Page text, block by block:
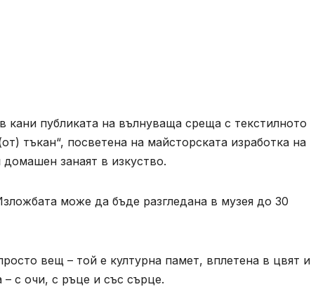
кани публиката на вълнуваща среща с текстилното
тъкан“, посветена на майсторската изработка на
занаят в изкуство.
може да бъде разгледана в музея до 30
вещ – той е културна памет, вплетена в цвят и
с очи, с ръце и със сърце.